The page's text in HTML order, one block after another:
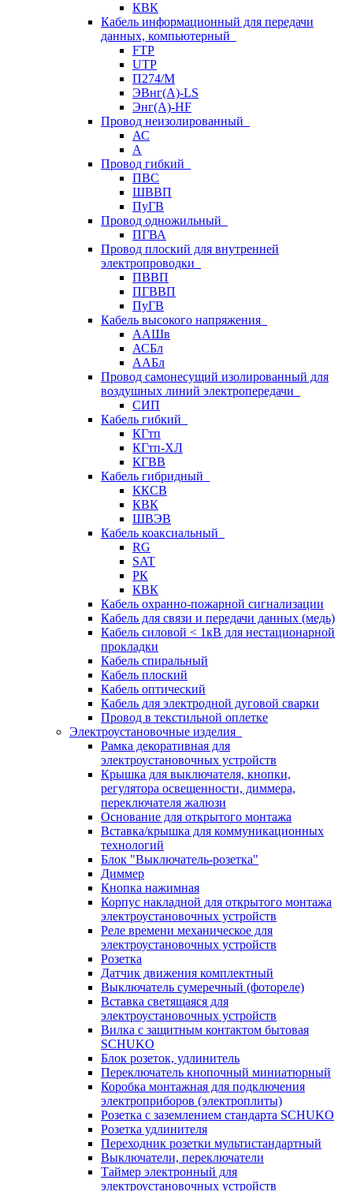
КВК
Кабель информационный для передачи
данных, компьютерный
FTP
UTP
П274/М
ЭВнг(А)-LS
Энг(А)-HF
Провод неизолированный
АС
А
Провод гибкий
ПВС
ШВВП
ПуГВ
Провод одножильный
ПГВА
Провод плоский для внутренней
электропроводки
ПВВП
ПГВВП
ПуГВ
Кабель высокого напряжения
ААШв
АСБл
ААБл
Провод самонесущий изолированный для
воздушных линий электропередачи
СИП
Кабель гибкий
КГтп
КГтп-ХЛ
КГВВ
Кабель гибридный
ККСВ
КВК
ШВЭВ
Кабель коаксиальный
RG
SAT
РК
КВК
Кабель охранно-пожарной сигнализации
Кабель для связи и передачи данных (медь)
Кабель силовой < 1кВ для нестационарной
прокладки
Кабель спиральный
Кабель плоский
Кабель оптический
Кабель для электродной дуговой сварки
Провод в текстильной оплетке
Электроустановочные изделия
Рамка декоративная для
электроустановочных устройств
Крышка для выключателя, кнопки,
регулятора освещенности, диммера,
переключателя жалюзи
Основание для открытого монтажа
Вставка/крышка для коммуникационных
технологий
Блок "Выключатель-розетка"
Диммер
Кнопка нажимная
Корпус накладной для открытого монтажа
электроустановочных устройств
Реле времени механическое для
электроустановочных устройств
Розетка
Датчик движения комплектный
Выключатель сумеречный (фотореле)
Вставка светящаяся для
электроустановочных устройств
Вилка с защитным контактом бытовая
SCHUKO
Блок розеток, удлинитель
Переключатель кнопочный миниатюрный
Коробка монтажная для подключения
электроприборов (электроплиты)
Розетка с заземлением стандарта SCHUKO
Розетка удлинителя
Переходник розетки мультистандартный
Выключатели, переключатели
Таймер электронный для
электроустановочных устройств